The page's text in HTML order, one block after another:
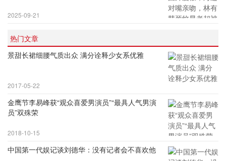
2025-09-21
热门文章
景甜长裙细腰气质出众 满分诠释少女系优雅
2017-05-22
金鹰节李易峰获“观众喜爱男演员”“最具人气男演
员”双殊荣
2018-10-15
中国第一代娱记谈刘德华：没有记者会不喜欢他